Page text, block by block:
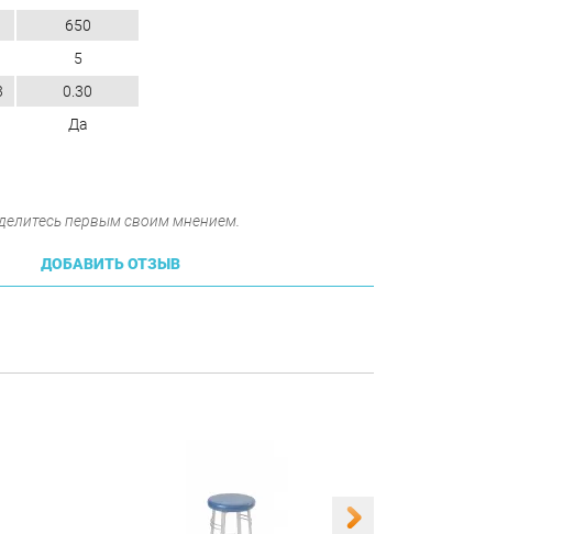
650
5
0.30
Да
первым своим мнением.
ДОБАВИТЬ ОТЗЫВ